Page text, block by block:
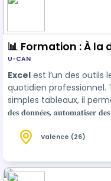
📊 Formation : À la
U-CAN
Excel est l’un des outils
quotidien professionnel.
simples tableaux, il
𝐝𝐞𝐬 𝐝𝐨𝐧𝐧𝐞́𝐞𝐬, 𝐚𝐮𝐭𝐨𝐦𝐚𝐭𝐢𝐬𝐞𝐫 𝐝𝐞𝐬
Valence (26)